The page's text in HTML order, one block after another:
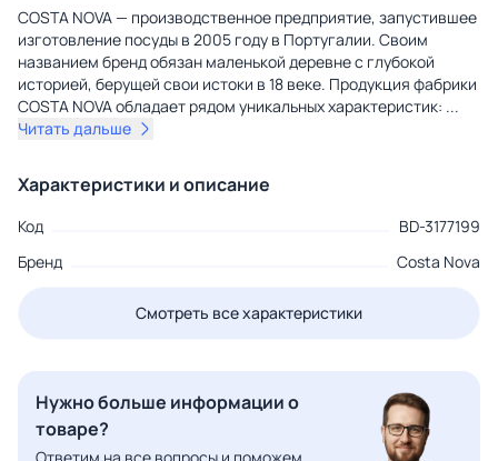
COSTA NOVA — производственное предприятие, запустившее
изготовление посуды в 2005 году в Португалии. Своим
названием бренд обязан маленькой деревне с глубокой
историей, берущей свои истоки в 18 веке. Продукция фабрики
COSTA NOVA обладает рядом уникальных характеристик: ...
Читать дальше
Характеристики и описание
Код
BD-3177199
Бренд
Costa Nova
Смотреть все характеристики
Нужно больше информации о
товаре?